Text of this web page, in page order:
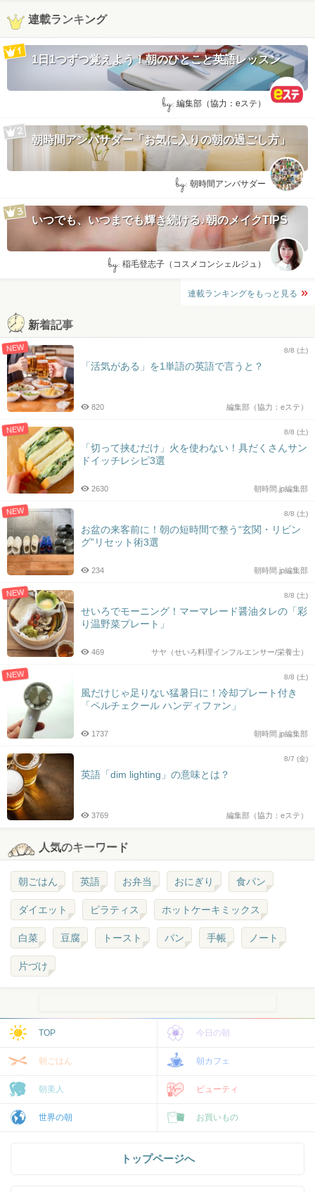
連載ランキング
1日1つずつ覚えよう！朝のひとこと英語レッスン
by: 編集部（協力：eステ）
朝時間アンバサダー「お気に入りの朝の過ごし方」
by: 朝時間アンバサダー
いつでも、いつまでも輝き続ける♪朝のメイクTIPS
by: 稲毛登志子（コスメコンシェルジュ）
連載ランキングをもっと見る
新着記事
NEW 8/8 (土)
「活気がある」を1単語の英語で言うと？
編集部（協力：eステ）
820
NEW 8/8 (土)
「切って挟むだけ」火を使わない！具だくさんサン
ドイッチレシピ3選
朝時間.jp編集部
2630
NEW 8/8 (土)
お盆の来客前に！朝の短時間で整う“玄関・リビン
グ”リセット術3選
朝時間.jp編集部
234
NEW 8/8 (土)
せいろでモーニング！マーマレード醤油タレの「彩
り温野菜プレート」
サヤ（せいろ料理インフルエンサー/栄養士）
469
NEW 8/8 (土)
風だけじゃ足りない猛暑日に！冷却プレート付き
「ペルチェクール ハンディファン」
朝時間.jp編集部
1737
8/7 (金)
英語「dim lighting」の意味とは？
編集部（協力：eステ）
3769
人気のキーワード
朝ごはん 英語 お弁当 おにぎり 食パン
ダイエット ピラティス ホットケーキミックス
白菜 豆腐 トースト パン 手帳 ノート
片づけ
TOP 今日の朝
朝ごはん 朝カフェ
朝美人 ビューティ
世界の朝 お買いもの
トップページへ